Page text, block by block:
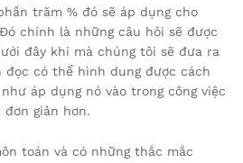
trăm % đó sẽ áp dụng cho
chính là những câu hỏi sẽ được
đây khi mà chúng tôi sẽ đưa ra
có thể hình dung được cách
áp dụng nó vào trong công việc
giản hơn.
toán và có những thắc mắc